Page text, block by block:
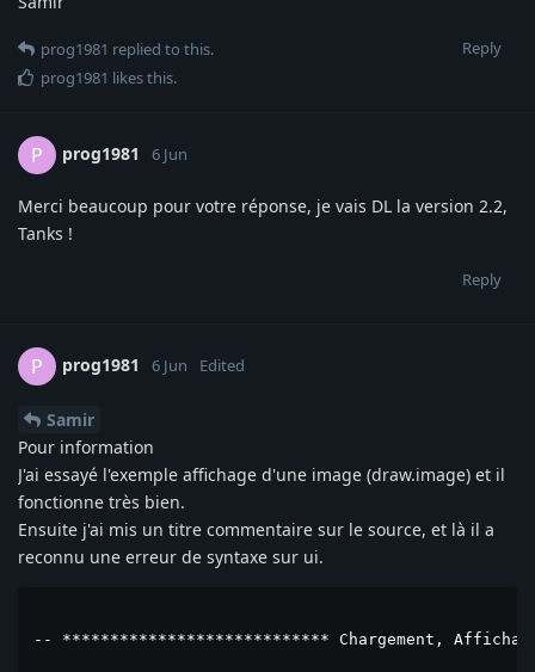
Reply
prog1981 replied to this.
prog1981 likes this.
P prog1981 6 Jun
Merci beaucoup pour votre réponse, je vais DL la version 2.2,
Tanks !
Reply
P prog1981 6 Jun Edited
Samir
Pour information
J'ai essayé l'exemple affichage d'une image (draw.image) et il
fonctionne très bien.
Ensuite j'ai mis un titre commentaire sur le source, et là il a
reconnu une erreur de syntaxe sur ui.
-- **************************** Chargement,